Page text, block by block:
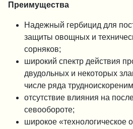
Преимущества
Надежный гербицид для
защиты овощных и
сорняков;
широкий спектр действия
двудольных и некоторых
числе ряда
отсутствие влияния на
севообороте;
широкое «технологическое